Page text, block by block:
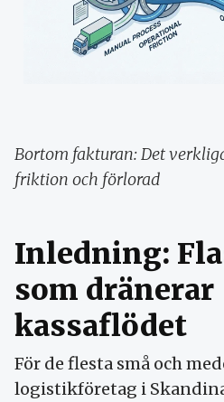
Bortom fakturan: Det
friktion och förlorad
Inledning:
som dränerar
kassaflödet
För de flesta små och
logistikföretag i